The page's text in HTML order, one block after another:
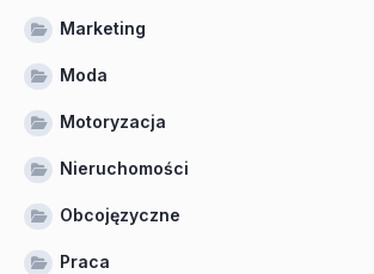
Marketing
Moda
Motoryzacja
Nieruchomości
Obcojęzyczne
Praca